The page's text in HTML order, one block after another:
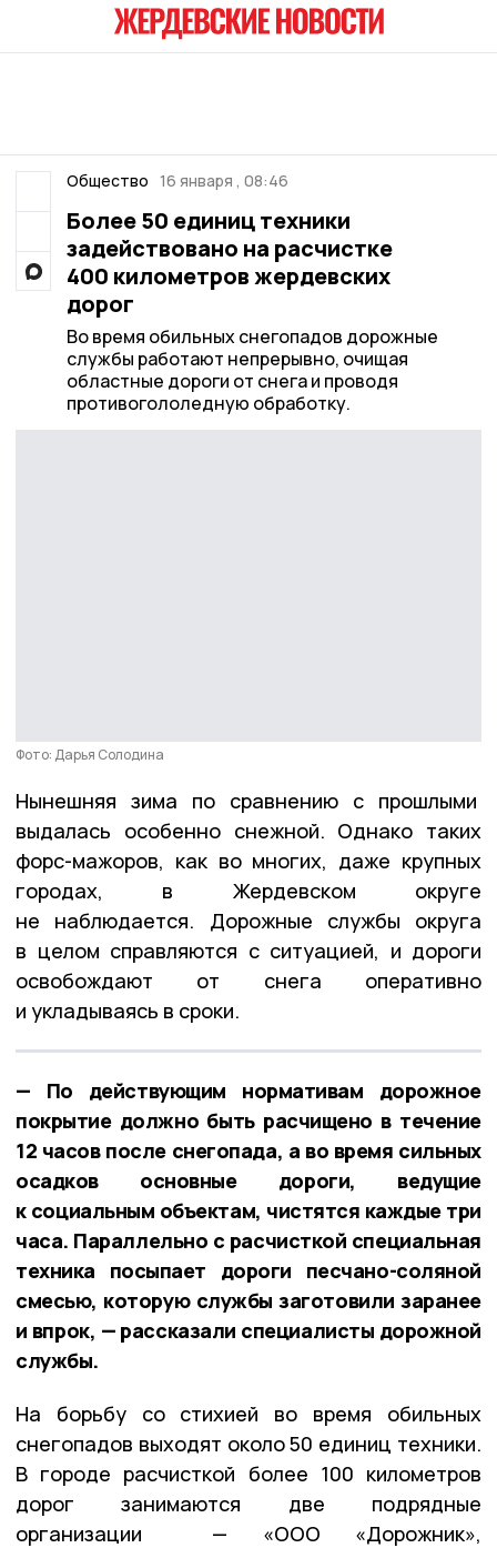
Общество 16 января , 08:46
Более 50 единиц техники
задействовано на расчистке
400 километров жердевских
дорог
Во время обильных снегопадов дорожные
службы работают непрерывно, очищая
областные дороги от снега и проводя
противогололедную обработку.
Фото: Дарья Солодина
Нынешняя зима по сравнению с прошлыми
выдалась особенно снежной. Однако таких
форс-мажоров, как во многих, даже крупных
городах, в Жердевском округе
не наблюдается. Дорожные службы округа
в целом справляются с ситуацией, и дороги
освобождают от снега оперативно
и укладываясь в сроки.
— По действующим нормативам дорожное
покрытие должно быть расчищено в течение
12 часов после снегопада, а во время сильных
осадков основные дороги, ведущие
к социальным объектам, чистятся каждые три
часа. Параллельно с расчисткой специальная
техника посыпает дороги песчано-соляной
смесью, которую службы заготовили заранее
и впрок, — рассказали специалисты дорожной
службы.
На борьбу со стихией во время обильных
снегопадов выходят около 50 единиц техники.
В городе расчисткой более 100 километров
дорог занимаются две подрядные
организации — «ООО «Дорожник»,